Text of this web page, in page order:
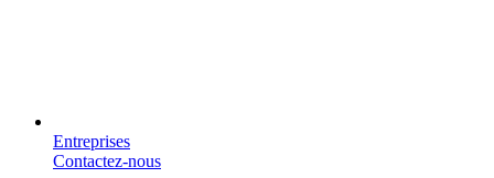
Entreprises
Contactez-nous